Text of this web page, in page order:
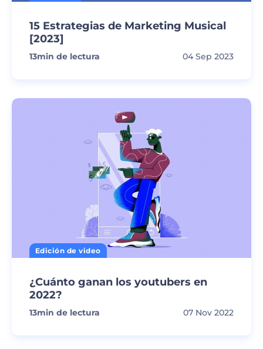
15 Estrategias de Marketing Musical
[2023]
13min de lectura 04 Sep 2023
Edición de video
¿Cuánto ganan los youtubers en
2022?
13min de lectura 07 Nov 2022